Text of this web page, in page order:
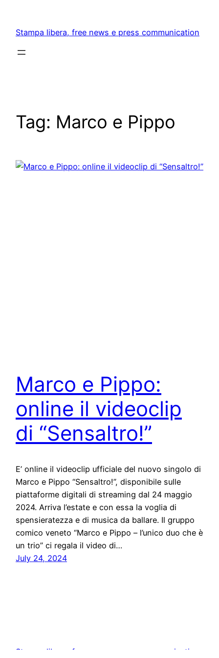
content
Stampa libera, free news e press communication
Tag: Marco e Pippo
Marco e Pippo:
online il videoclip
di “Sensaltro!”
E’ online il videoclip ufficiale del nuovo singolo di
Marco e Pippo “Sensaltro!”, disponibile sulle
piattaforme digitali di streaming dal 24 maggio
2024. Arriva l’estate e con essa la voglia di
spensieratezza e di musica da ballare. Il gruppo
comico veneto “Marco e Pippo – l’unico duo che è
un trio” ci regala il video di…
July 24, 2024
Stampa libera, free news e press communication